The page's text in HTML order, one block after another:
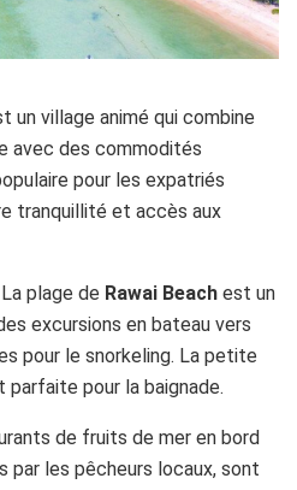
un village animé qui combine
avec des commodités
pour les expatriés
tranquillité et accès aux
plage de Rawai Beach est un
excursions en bateau vers
pour le snorkeling. La petite
parfaite pour la baignade.
de fruits de mer en bord
par les pêcheurs locaux, sont